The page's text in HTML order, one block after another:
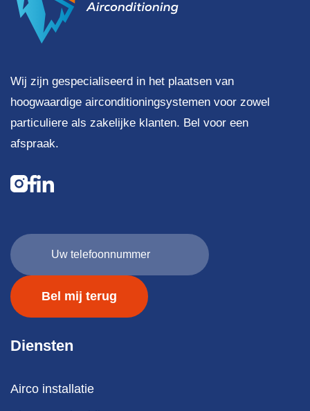
Wij zijn gespecialiseerd in het plaatsen van
hoogwaardige airconditioningsystemen voor zowel
particuliere als zakelijke klanten. Bel voor een
afspraak.
Uw
telefoonnummer
(Vereist)
Diensten
Airco installatie